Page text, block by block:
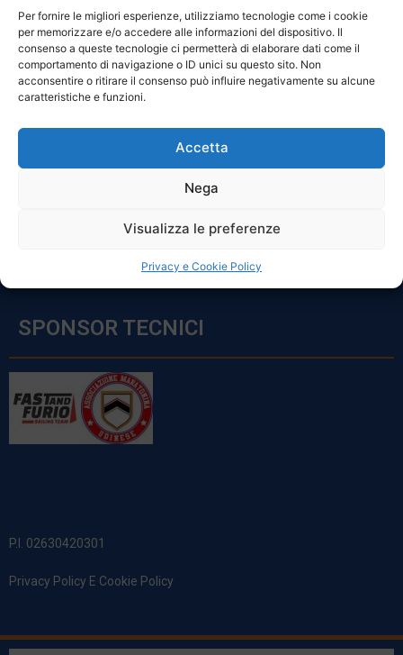
Per fornire le migliori esperienze, utilizziamo tecnologie come i cookie
per memorizzare e/o accedere alle informazioni del dispositivo. Il
consenso a queste tecnologie ci permetterà di elaborare dati come il
comportamento di navigazione o ID unici su questo sito. Non
acconsentire o ritirare il consenso può influire negativamente su alcune
caratteristiche e funzioni.
Accetta
Nega
Visualizza le preferenze
Privacy e Cookie Policy
clienti@officinefvg.it
info@officinefvg.it
posta@officinefvgpec.It
ORARI
Sabato: 8:00 – 12:00
SPONSOR TECNICI
P.I. 02630420301
Privacy Policy E Cookie Policy